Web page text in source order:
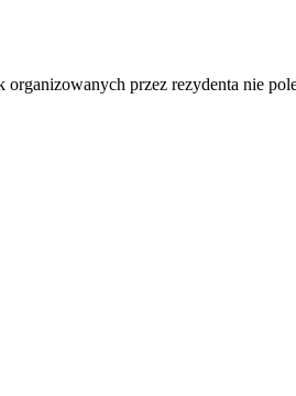
przez rezydenta nie